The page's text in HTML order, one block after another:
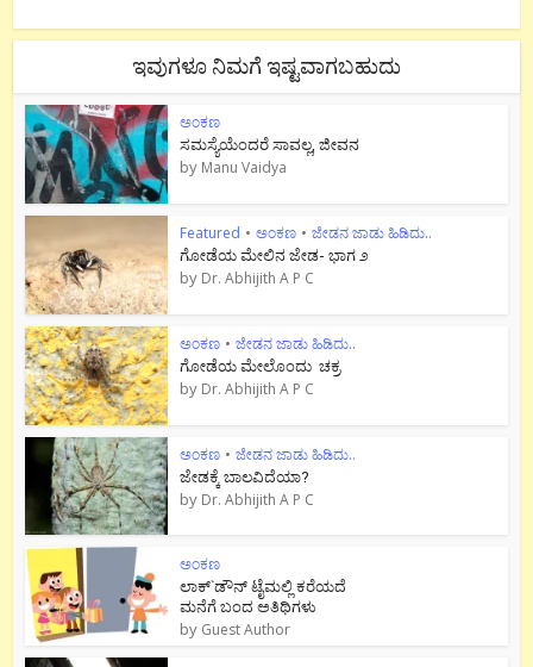
ಇವುಗಳೂ ನಿಮಗೆ ಇಷ್ಟವಾಗಬಹುದು
ಅಂಕಣ
ಸಮಸ್ಯೆಯೆಂದರೆ ಸಾವಲ್ಲ, ಜೀವನ
by Manu Vaidya
Featured • ಅಂಕಣ • ಜೇಡನ ಜಾಡು ಹಿಡಿದು..
ಗೋಡೆಯ ಮೇಲಿನ ಜೇಡ- ಭಾಗ ೨
by Dr. Abhijith A P C
ಅಂಕಣ • ಜೇಡನ ಜಾಡು ಹಿಡಿದು..
ಗೋಡೆಯ ಮೇಲೊಂದು ಚಕ್ರ
by Dr. Abhijith A P C
ಅಂಕಣ • ಜೇಡನ ಜಾಡು ಹಿಡಿದು..
ಜೇಡಕ್ಕೆ ಬಾಲವಿದೆಯಾ?
by Dr. Abhijith A P C
ಅಂಕಣ
ಲಾಕ್`ಡೌನ್ ಟೈಮಲ್ಲಿ ಕರೆಯದೆ
ಮನೆಗೆ ಬಂದ ಅತಿಥಿಗಳು
by Guest Author